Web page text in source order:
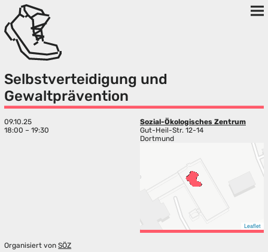
Selbstverteidigung und
Gewaltprävention
09.10.25
18:00 – 19:30
Sozial-Ökologisches Zentrum
Gut-Heil-Str. 12-14
Dortmund
Leaflet
Organisiert vonSÖZ